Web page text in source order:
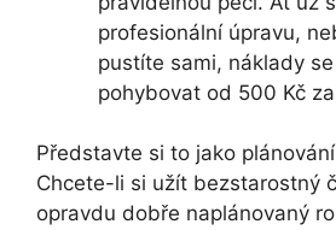
profesionální úpravu,
pustíte sami, náklady
pohybovat od 500 Kč
Představte si to jako
Chcete-li si užít bezstarostný
opravdu dobře naplánovaný